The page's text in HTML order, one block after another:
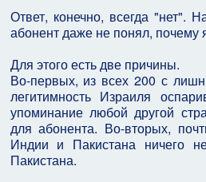
Ответ, конечно, всегда "нет".
абонент даже не понял, почему
Для этого есть две причины.
Во-первых, из всех 200 с
легитимность Израиля
упоминание любой другой
для абонента. Во-вторых,
Индии и Пакистана ничего
Пакистана.